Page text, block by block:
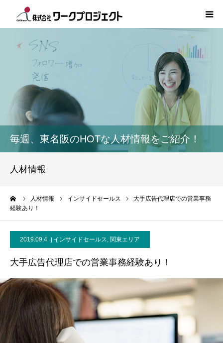
毎週、東名阪のHOTな人材情報をご紹介！
人材情報
人材情報 インサイドセールス
大手広告代理店での営業事務
経験あり！
2019.09.4 インサイドセールス, 関東エリア
大手広告代理店での営業事務経験あり！
TOP
初めての方
サービス
活用事例
インタビュー
お問い合わせ